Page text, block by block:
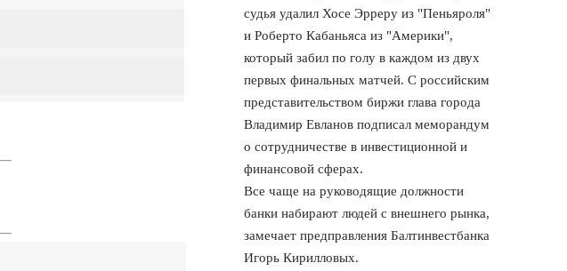
судья удалил Хосе Эрреру из "Пеньяроля"
и Роберто Кабаньяса из "Америки",
который забил по голу в каждом из двух
первых финальных матчей. С российским
представительством биржи глава города
Владимир Евланов подписал меморандум
о сотрудничестве в инвестиционной и
финансовой сферах.
Все чаще на руководящие должности
банки набирают людей с внешнего рынка,
замечает предправления Балтинвестбанка
Игорь Кирилловых.